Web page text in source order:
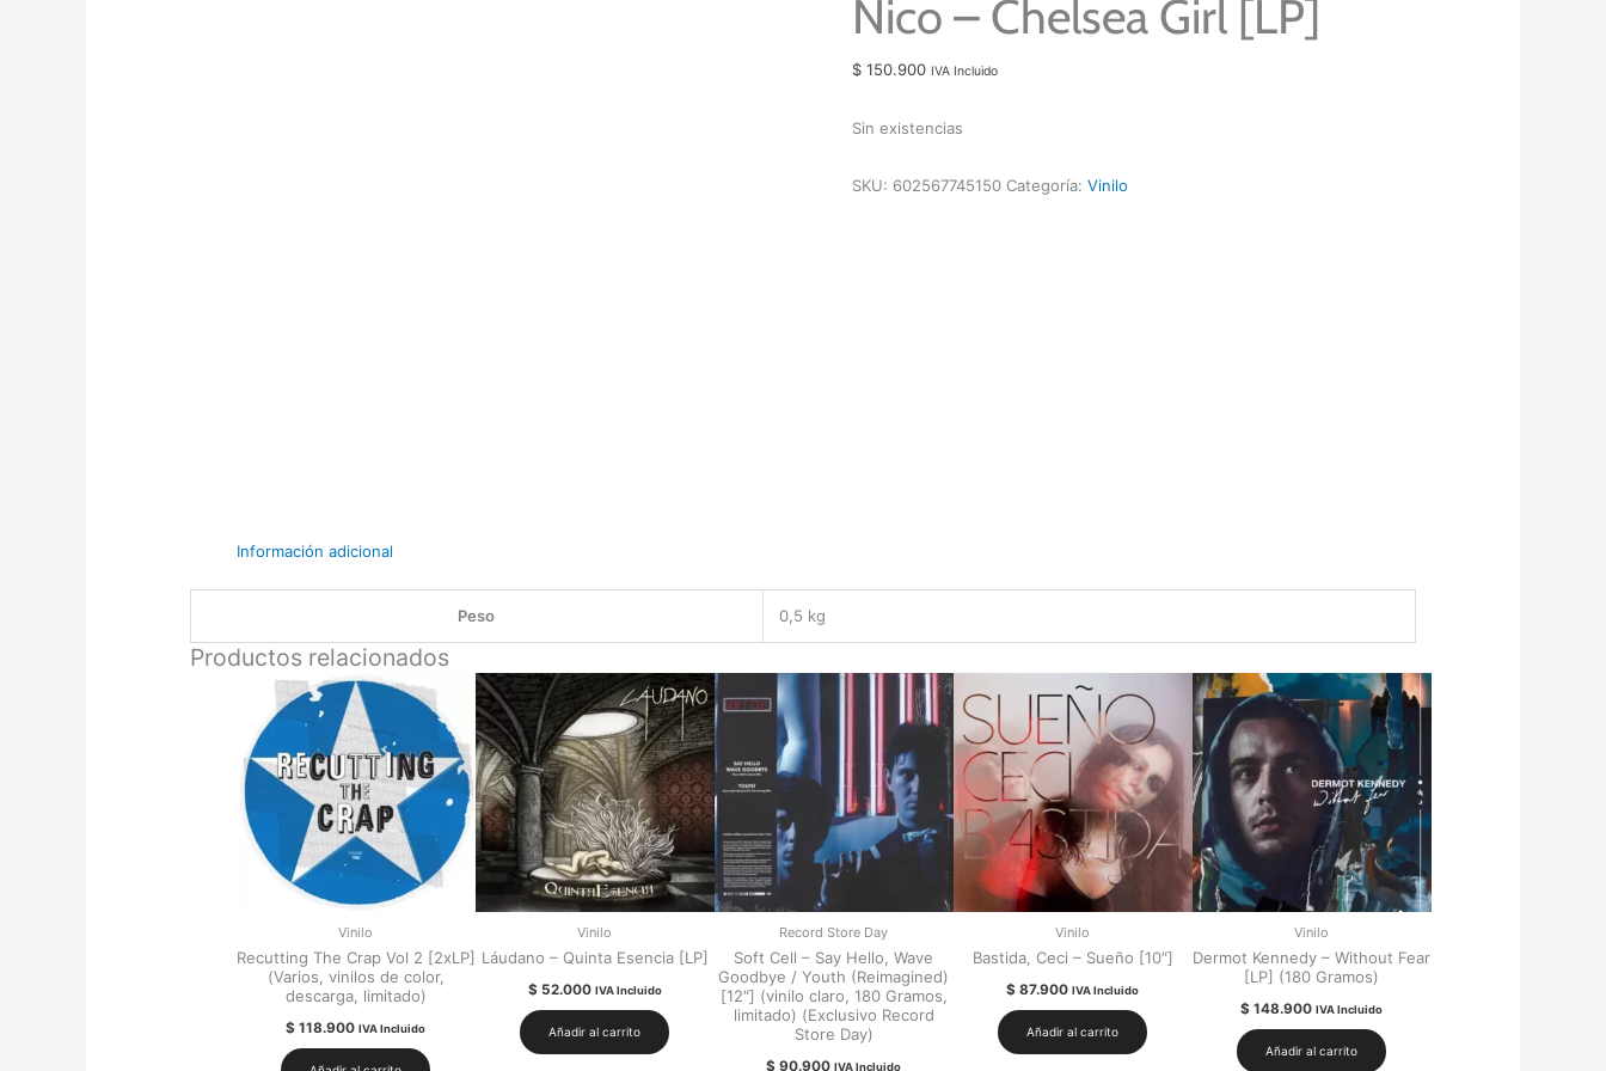
Nico – Chelsea Girl [LP]
$ 150.900 IVA Incluido
Sin existencias
SKU: 602567745150 Categoría:Vinilo
Información adicional
Peso 0,5 kg
Productos relacionados
Vinilo
Recutting The Crap Vol 2 [2xLP]
(Varios, vinilos de color,
descarga, limitado)
$ 118.900 IVA Incluido
Vinilo
Láudano – Quinta Esencia [LP]
$52.000 IVA Incluido
Añadir al carrito
Record Store Day
Soft Cell – Say Hello, Wave
Goodbye / Youth (Reimagined)
[12″] (vinilo claro, 180 Gramos,
limitado) (Exclusivo Record
Store Day)
$ 90.900 IVA Incluido
Vinilo
Bastida, Ceci – Sueño [10″]
$ 87.900 IVA Incluido
Añadir al carrito
Vinilo
Dermot Kennedy – Without Fear
[LP] (180 Gramos)
$ 148.900 IVA Incluido
Añadir al carrito